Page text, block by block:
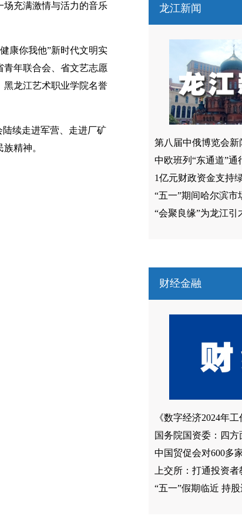
场充满激情与活力的音乐
康你我他”新时代文明实
年联合会、省文艺志愿
黑龙江艺术职业学院名誉
续走进军营、走进厂矿
精神。